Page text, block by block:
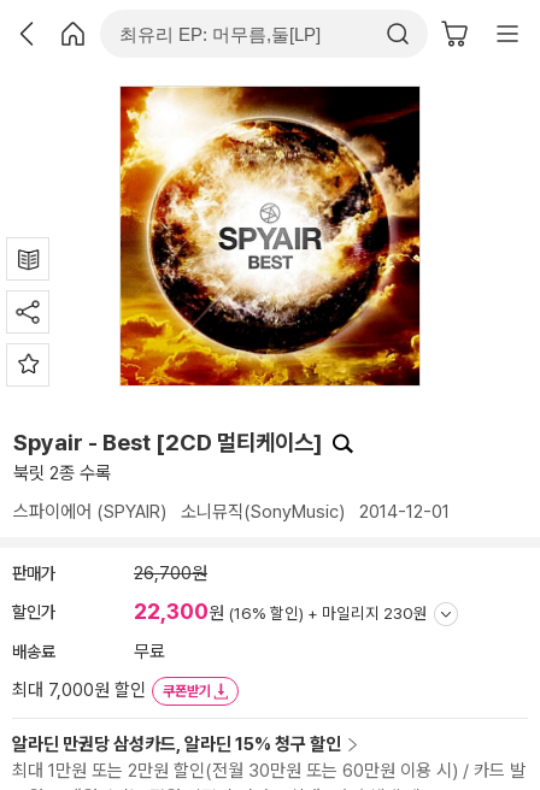
Spyair - Best [2CD 멀티케이스]
북릿 2종 수록
스파이에어 (SPYAIR)
소니뮤직(SonyMusic) 2014-12-01
판매가 26,700원
할인가 22,300원 (16% 할인) + 마일리지 230원
배송료
무료
최대 7,000원 할인
쿠폰받기
알라딘 만권당 삼성카드, 알라딘 15% 청구 할인
최대 1만원 또는 2만원 할인(전월 30만원 또는 60만원 이용 시) / 카드 발